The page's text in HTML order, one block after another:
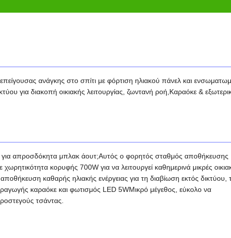
ανάγκης στο σπίτι με φόρτιση ηλιακού πάνελ και
για διακοπή οικιακής λειτουργίας, ζωντανή ροή,Καραόκε &
για απροσδόκητα μπλακ άουτ;Αυτός ο φορητός σταθμός αποθήκευσης
κορυφής 700W για να λειτουργεί καθημερινά μικρές
καθαρής ηλιακής ενέργειας για τη διαβίωση εκτός δικτύου,
καραόκε και φωτισμός LED 5WΜικρό μέγεθος, εύκολο να
τσάντας.